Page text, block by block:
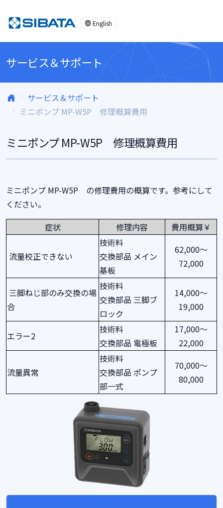
English
サービス＆サポート
サービス＆サポート
ミニポンプ MP-W5P 修理概算費用
ミニポンプ MP-W5P 修理概算費用
ミニポンプ MP-W5P の修理費用の概算です。参考にして
ください。
症状
修理内容 費用概算￥
流量校正できない
技術料
交換部品 メイン
基板
62,000～
72,000
三脚ねじ部のみ交換の場
合
技術料
交換部品 三脚ブ
ロック
14,000～
19,000
エラー2
技術料
交換部品 電極板
17,000～
22,000
流量異常
技術料
交換部品 ポンプ
部一式
70,000～
80,000